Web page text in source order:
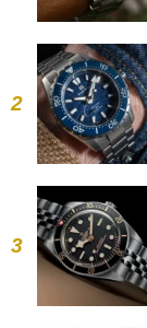
2
3